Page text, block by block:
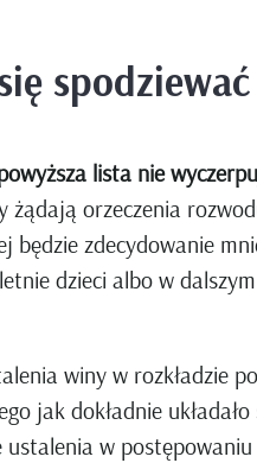
lista nie
żądają orzeczenia
zdecydowanie
dzieci albo w
winy w rozkładzie
jak dokładnie
w